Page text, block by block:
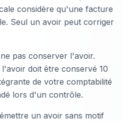
considère qu'une facture
Seul un avoir peut corriger
pas conserver l'avoir.
doit être conservé 10
de votre comptabilité
lors d'un contrôle.
un avoir sans motif